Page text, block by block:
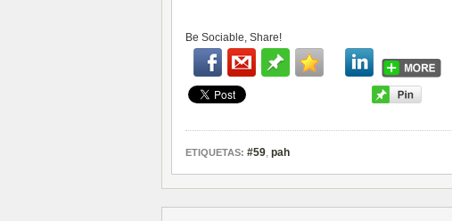
Be Sociable, Share!
ETIQUETAS: #59, pah